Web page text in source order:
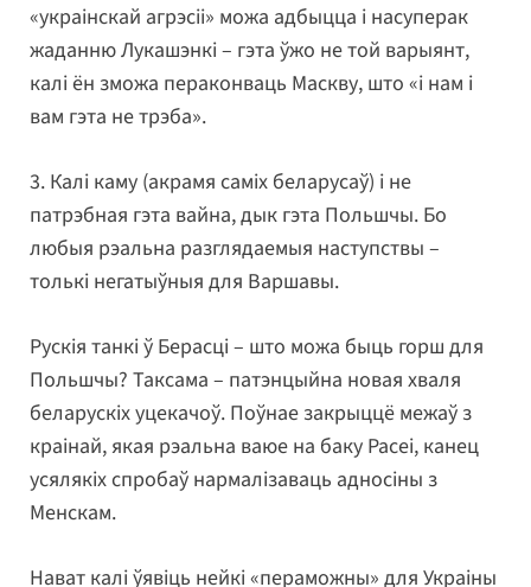
«украінскай агрэсіі» можа адбыцца і насуперак
жаданню Лукашэнкі – гэта ўжо не той варыянт,
калі ён зможа пераконваць Маскву, што «і нам і
вам гэта не трэба».
3. Калі каму (акрамя саміх беларусаў) і не
патрэбная гэта вайна, дык гэта Польшчы. Бо
любыя рэальна разглядаемыя наступствы –
толькі негатыўныя для Варшавы.
Рускія танкі ў Берасці – што можа быць горш для
Польшчы? Таксама – патэнцыйна новая хваля
беларускіх уцекачоў. Поўнае закрыццё межаў з
краінай, якая рэальна ваюе на баку Расеі, канец
усялякіх спробаў нармалізаваць адносіны з
Менскам.
Нават калі ўявіць нейкі «пераможны» для Украіны